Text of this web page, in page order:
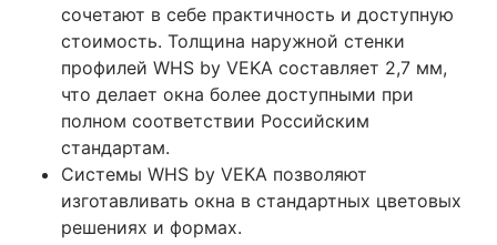
сочетают в себе практичность и доступную
стоимость. Толщина наружной стенки
профилей WHS by VEKA составляет 2,7 мм,
что делает окна более доступными при
полном соответствии Российским
стандартам.
Системы WHS by VEKA позволяют
изготавливать окна в стандартных цветовых
решениях и формах.